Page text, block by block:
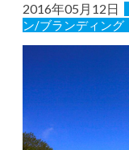
2016年05月12日
ン/ブランディング